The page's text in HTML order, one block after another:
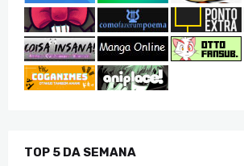
TOP 5 DA SEMANA